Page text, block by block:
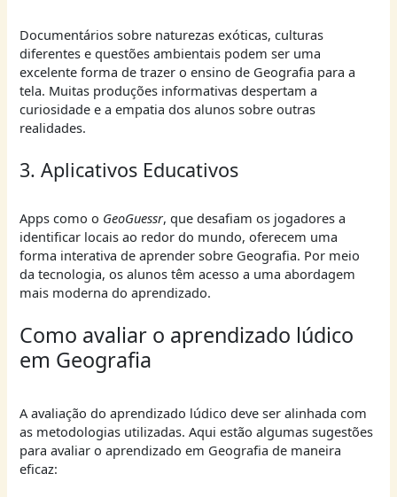
Documentários sobre naturezas exóticas, culturas
diferentes e questões ambientais podem ser uma
excelente forma de trazer o ensino de Geografia para a
tela. Muitas produções informativas despertam a
curiosidade e a empatia dos alunos sobre outras
realidades.
3. Aplicativos Educativos
Apps como o GeoGuessr, que desafiam os jogadores a
identificar locais ao redor do mundo, oferecem uma
forma interativa de aprender sobre Geografia. Por meio
da tecnologia, os alunos têm acesso a uma abordagem
mais moderna do aprendizado.
Como avaliar o aprendizado lúdico
em Geografia
A avaliação do aprendizado lúdico deve ser alinhada com
as metodologias utilizadas. Aqui estão algumas sugestões
para avaliar o aprendizado em Geografia de maneira
eficaz: